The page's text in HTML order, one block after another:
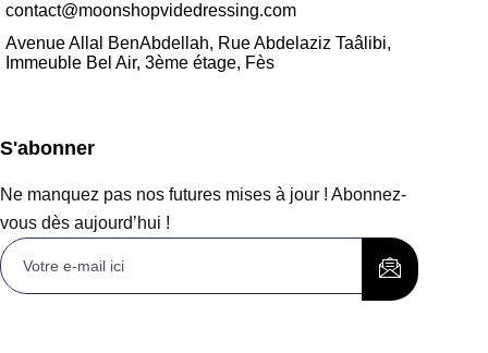
contact@moonshopvidedressing.com
Avenue Allal BenAbdellah, Rue Abdelaziz Taâlibi,
Immeuble Bel Air, 3ème étage, Fès
S'abonner
Ne manquez pas nos futures mises à jour ! Abonnez-
vous dès aujourd’hui !